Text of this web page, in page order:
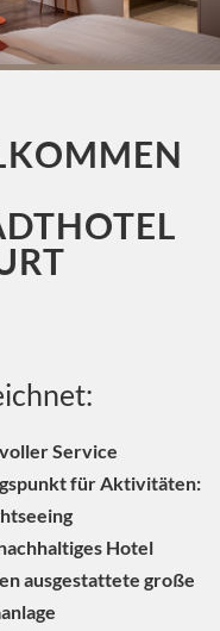
Service
für Aktivitäten:
Hotel
ausgestattete große